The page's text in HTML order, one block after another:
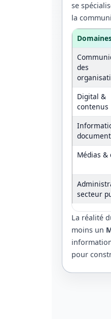
se
la
des
Digital &
contenus
Médias &
secteur
La réalité
moins un
pour